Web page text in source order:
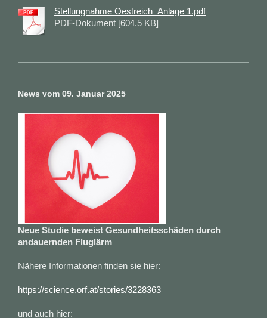
Stellungnahme Oestreich_Anlage 1.pdf
PDF-Dokument [604.5 KB]
News vom 09. Januar 2025
Neue Studie beweist Gesundheitsschäden durch
andauernden Fluglärm
Nähere Informationen finden sie hier:
https://science.orf.at/stories/3228363
und auch hier: